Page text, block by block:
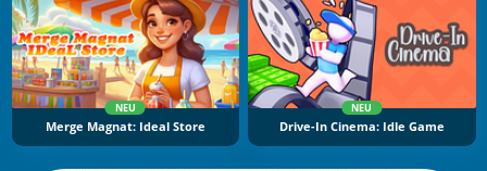
NEU
Merge Magnat: Ideal Store
NEU
Drive-In Cinema: Idle Game